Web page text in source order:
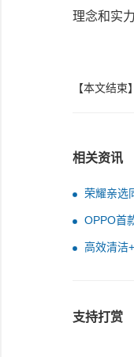
理念和实
【本文结
相关资讯
荣耀亲选
OPPO首
高效清洁
支持打赏